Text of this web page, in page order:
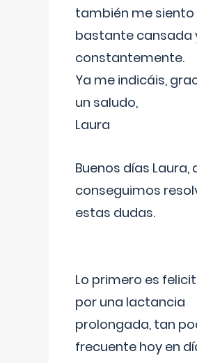
también me siento
bastante cansada
constantemente.
Ya me indicáis,
un saludo,
Laura
Buenos días Laura,
conseguimos
estas dudas.
Lo primero es
por una lactancia
prolongada, tan
frecuente hoy en